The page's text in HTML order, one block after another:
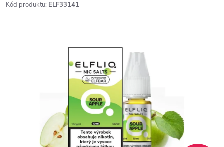
Kód produktu: ELF33141